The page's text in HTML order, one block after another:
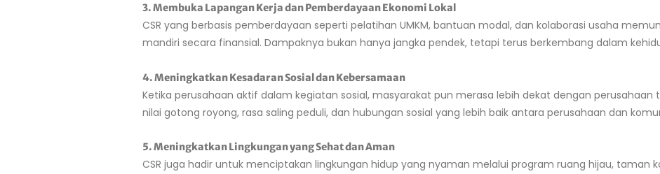
3. Membuka Lapangan Kerja dan Pemberdayaan Ekonomi Lokal
CSR yang berbasis pemberdayaan seperti pelatihan UMKM, bantuan modal, dan kolaborasi usaha
mandiri secara finansial. Dampaknya bukan hanya jangka pendek, tetapi terus berkembang dalam
4. Meningkatkan Kesadaran Sosial dan Kebersamaan
Ketika perusahaan aktif dalam kegiatan sosial, masyarakat pun merasa lebih dekat dengan perusahaan
nilai gotong royong, rasa saling peduli, dan hubungan sosial yang lebih baik antara perusahaan dan
5. Meningkatkan Lingkungan yang Sehat dan Aman
CSR juga hadir untuk menciptakan lingkungan hidup yang nyaman melalui program ruang hijau, taman